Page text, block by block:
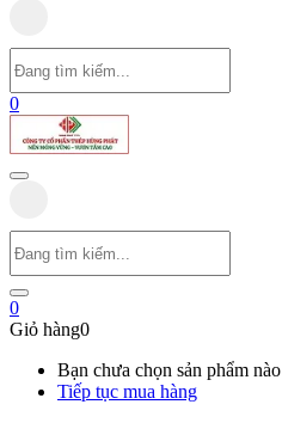
0
0
Giỏ hàng0
Bạn chưa chọn sản phẩm nào
Tiếp tục mua hàng